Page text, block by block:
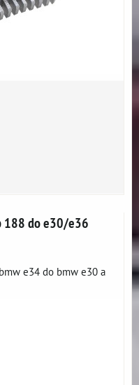
188 do e30/e36
e34 do bmw e30 a